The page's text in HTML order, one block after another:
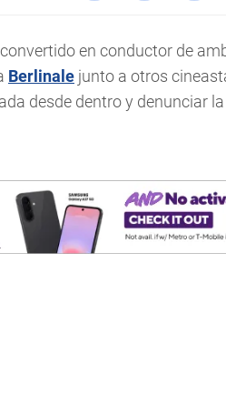
en conductor de
Berlinale junto a otros
desde dentro y denunciar